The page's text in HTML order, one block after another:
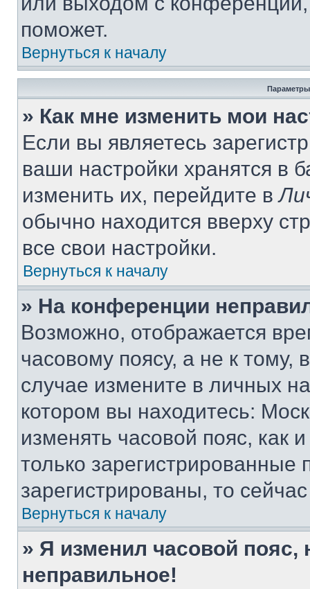
поможет.
Вернуться к началу
Параметры
» Как мне изменить мои
Если вы являетесь
ваши настройки хранятся в
изменить их, перейдите в
обычно находится вверху
все свои настройки.
Вернуться к началу
» На конференции
Возможно, отображается
часовому поясу, а не к тому,
случае измените в личных
котором вы находитесь:
изменять часовой пояс, как
только
зарегистрированы, то
Вернуться к началу
» Я изменил часовой пояс,
неправильное!